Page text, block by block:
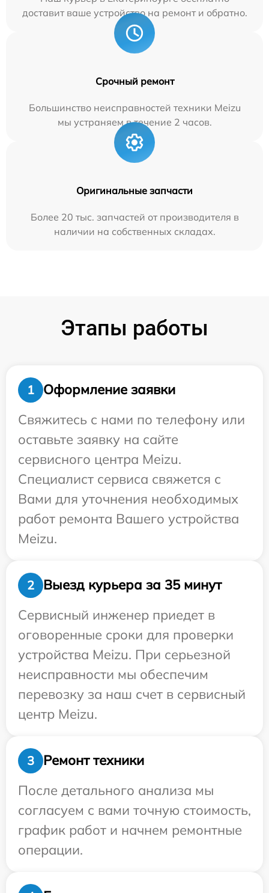
доставит ваше устройство на ремонт и обратно.
Срочный ремонт
Большинство неисправностей техники Meizu
мы устраняем в течение 2 часов.
Оригинальные запчасти
Более 20 тыс. запчастей от производителя в
наличии на собственных складах.
Этапы работы
1
Оформление заявки
Свяжитесь с нами по телефону или
оставьте заявку на сайте
сервисного центра Meizu.
Специалист сервиса свяжется с
Вами для уточнения необходимых
работ ремонта Вашего устройства
Meizu.
2
Выезд курьера за 35 минут
Сервисный инженер приедет в
оговоренные сроки для проверки
устройства Meizu. При серьезной
неисправности мы обеспечим
перевозку за наш счет в сервисный
центр Meizu.
3
Ремонт техники
После детального анализа мы
согласуем с вами точную стоимость,
график работ и начнем ремонтные
операции.